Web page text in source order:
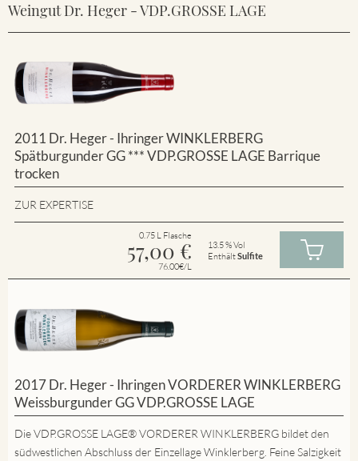
Weingut Dr. Heger - VDP.GROSSE LAGE
2011 Dr. Heger - Ihringer WINKLERBERG
Spätburgunder GG *** VDP.GROSSE LAGE Barrique
trocken
ZUR EXPERTISE
0.75 L Flasche
57,00 €
76.00€/L
13.5 % Vol
EnthältSulfite
2017 Dr. Heger - Ihringen VORDERER WINKLERBERG
Weissburgunder GG VDP.GROSSE LAGE
Die VDP.GROSSE LAGE® VORDERER WINKLERBERG bildet den
südwestlichen Abschluss der Einzellage Winklerberg. Feine Salzigkeit